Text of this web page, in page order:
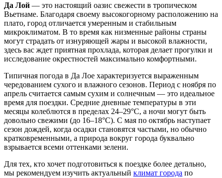
Да Лой — это настоящий оазис свежести в тропическом
Вьетнаме. Благодаря своему высокогорному расположению на
плато, город отличается умеренным и стабильным
микроклиматом. В то время как низменные районы страны
могут страдать от изнуряющей жары и высокой влажности,
здесь вас ждет приятная прохлада, которая делает прогулки и
исследование окрестностей максимально комфортными.
Типичная погода в Да Лое характеризуется выраженным
чередованием сухого и влажного сезонов. Период с ноября по
апрель считается самым сухим и солнечным — это идеальное
время для поездки. Средние дневные температуры в эти
месяцы колеблются в пределах 24–29°C, а ночи могут быть
довольно свежими (до 16–18°C). С мая по октябрь наступает
сезон дождей, когда осадки становятся частыми, но обычно
кратковременными, а природа вокруг города буквально
взрывается всеми оттенками зелени.
Для тех, кто хочет подготовиться к поездке более детально,
мы рекомендуем изучить актуальный климат города по